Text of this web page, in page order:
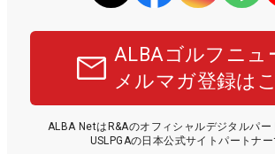
ALBAゴルフニュ
メルマガ登録は
ALBA NetはR&Aのオフィシャルデジタルパー
USLPGAの日本公式サイトパートナー